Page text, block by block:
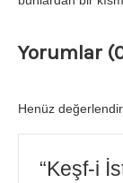
Yorumlar
Henüz
“Keşf-i